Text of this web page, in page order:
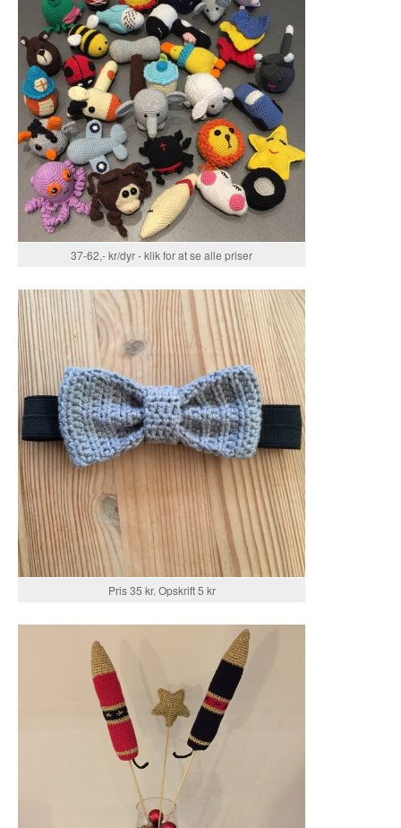
37-62,- kr/dyr - klik for at se alle priser
Pris 35 kr. Opskrift 5 kr